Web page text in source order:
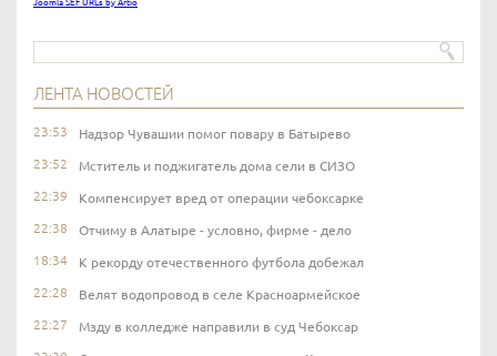
Joomla SEF URLs by Artio
ЛЕНТА НОВОСТЕЙ
23:53 Надзор Чувашии помог повару в Батырево
23:52 Мститель и поджигатель дома сели в СИЗО
22:39 Компенсирует вред от операции чебоксарке
22:38 Отчиму в Алатыре - условно, фирме - дело
18:34 К рекорду отечественного футбола добежал
22:28 Велят водопровод в селе Красноармейское
22:27 Мзду в колледже направили в суд Чебоксар